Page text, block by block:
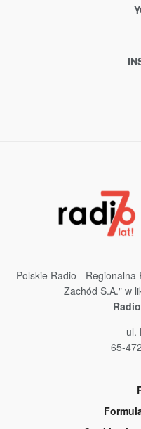
Polskie Radio - Regionalna
Zachód S.A." w
ul.
65-